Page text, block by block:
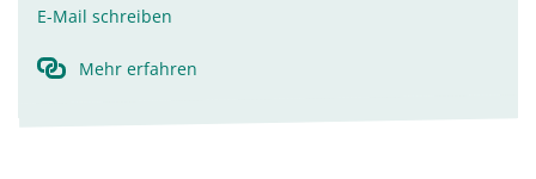
E-Mail schreiben
Mehr erfahren